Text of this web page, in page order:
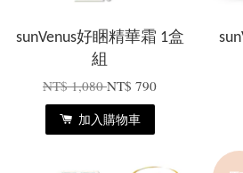
sunVenus好睏精華霜 1盒
組
NT$ 1,080NT$ 790
加入購物車